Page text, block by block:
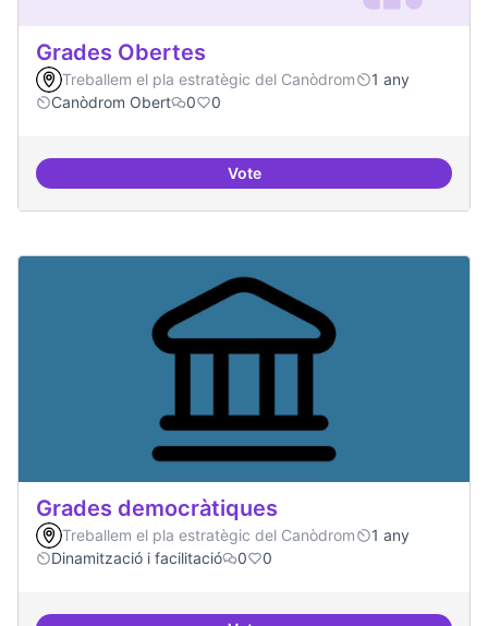
Grades Obertes
Treballem el pla estratègic del Canòdrom
1 any
Canòdrom Obert
0 0
VoteGrades Obertes
Grades democràtiques
Treballem el pla estratègic del Canòdrom
1 any
Dinamització i facilitació
0 0